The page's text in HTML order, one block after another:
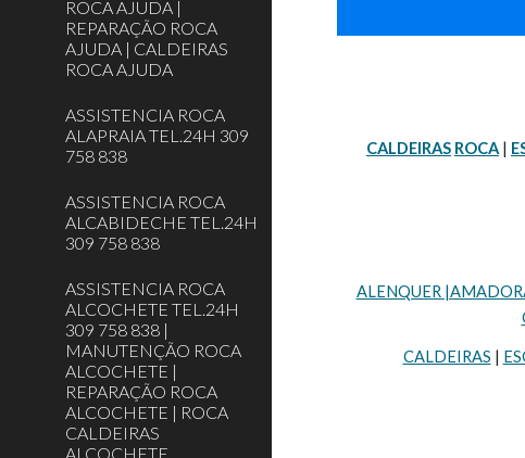
ROCA AJUDA |
REPARAÇÃO ROCA
AJUDA | CALDEIRAS
ROCA AJUDA
ASSISTENCIA ROCA
ALAPRAIA TEL.24H 309
758 838
ASSISTENCIA ROCA
ALCABIDECHE TEL.24H
309 758 838
ASSISTENCIA ROCA
ALCOCHETE TEL.24H
309 758 838 |
MANUTENÇÃO ROCA
ALCOCHETE |
REPARAÇÃO ROCA
ALCOCHETE | ROCA
CALDEIRAS
ALCOCHETE
CALDEIRAS ROCA |
ALENQUER
CALDEIRAS |